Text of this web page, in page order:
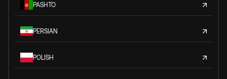
PASHTO
PERSIAN
POLISH